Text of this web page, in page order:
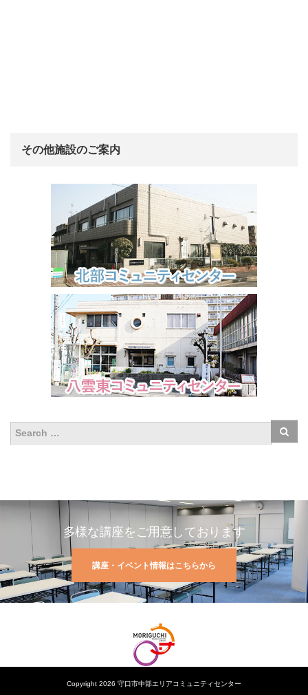
その他施設のご案内
多様な講座をご用意しております
講座・イベント情報はこちらから
Copyright 2026 守口市中部エリアコミュニティセンター